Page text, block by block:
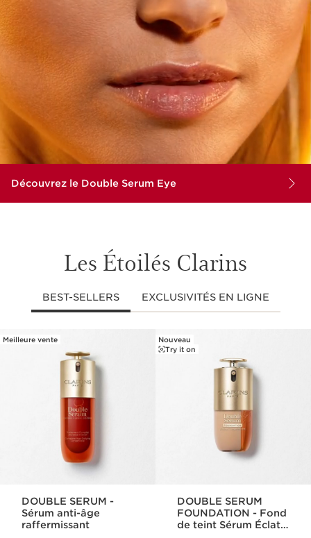
Découvrez le Double Serum Eye
Les Étoilés Clarins
BEST-SELLERS EXCLUSIVITÉS EN LIGNE
Meilleure vente
DOUBLE SERUM -
Sérum anti-âge
raffermissant
Nouveau
Try it on
DOUBLE SERUM
FOUNDATION - Fond
de teint Sérum Éclat